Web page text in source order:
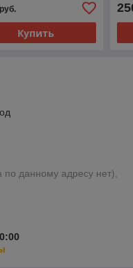
Купить
по данному адресу нет),